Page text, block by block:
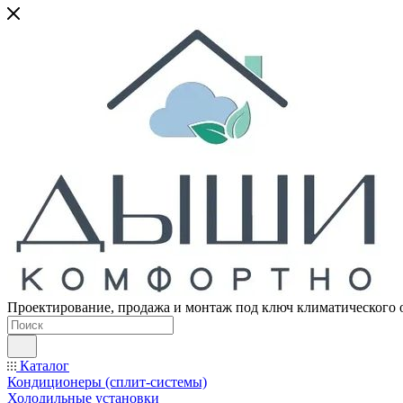
Проектирование, продажа и монтаж под ключ климатического
Каталог
Кондиционеры (сплит-системы)
Холодильные установки